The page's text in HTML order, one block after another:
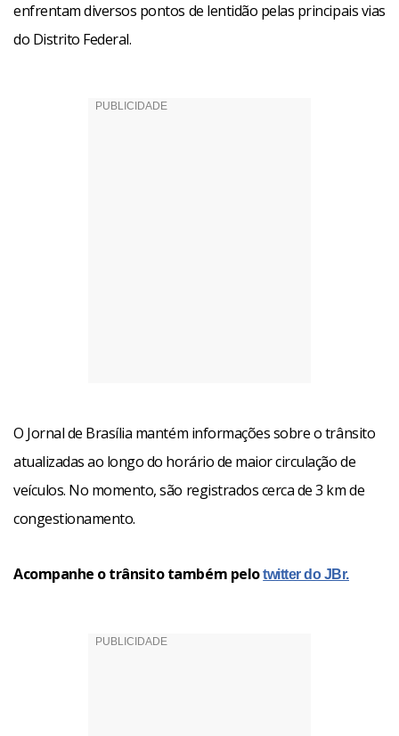
enfrentam diversos pontos de lentidão pelas principais vias
do Distrito Federal.
O Jornal de Brasília mantém informações sobre o trânsito
atualizadas ao longo do horário de maior circulação de
veículos. No momento, são registrados cerca de 3 km de
congestionamento.
Acompanhe o trânsito também pelotwitter do JBr.